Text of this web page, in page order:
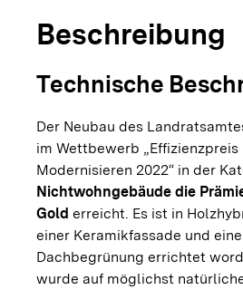
Beschreibung
Technische
Der Neubau des
im Wettbewerb „Effizienzpreis
Modernisieren 2022“ in der
Nichtwohngebäude die
Gold erreicht. Es ist in
einer Keramikfassade und
Dachbegrünung errichtet
wurde auf möglichst